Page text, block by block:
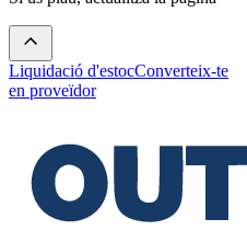
Liquidació d'estocConverteix-te
en proveïdor